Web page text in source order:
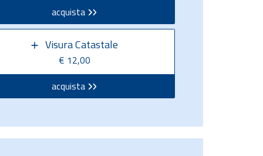
acquista
Visura Catastale
€ 12,00
acquista